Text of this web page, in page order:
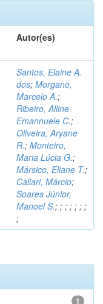
Autor(es)
Santos, Elaine A.
dos; Morgano,
Marcelo A.;
Ribeiro, Alline
Emannuele C.;
Oliveira, Aryane
R.; Monteiro,
Maria Lúcia G.;
Mársico, Eliane T.;
Caliari, Márcio;
Soares Júnior,
Manoel S.; ; ; ; ; ; ;
;
1